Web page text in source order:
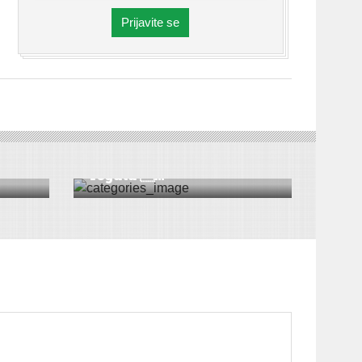
Prijavite se
SPORT|VESTI|ŠID
regata ...